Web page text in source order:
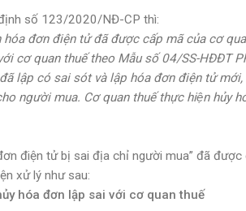
số 123/2020/NĐ-CP thì:
hóa đơn điện tử đã được cấp mã của cơ
cơ quan thuế theo Mẫu số 04/SS-HĐĐT
lập có sai sót và lập hóa đơn điện tử
người mua. Cơ quan thuế thực hiện hủy
điện tử bị sai địa chỉ người mua” đã
xử lý như sau:
hóa đơn lập sai với cơ quan thuế